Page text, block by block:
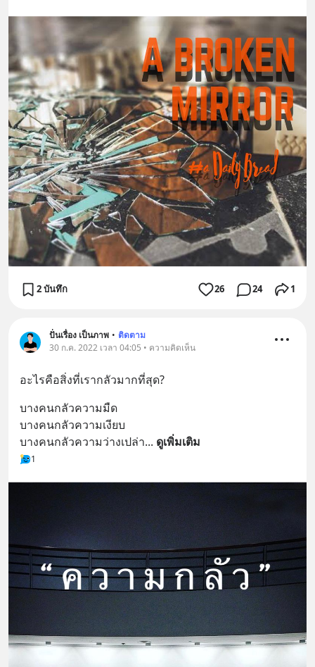
2 บันทึก 26 24 1
ปั่นเรื่อง เป็นภาพ • ติดตาม
30 ก.ค. 2022 เวลา 04:05 • ความคิดเห็น
อะไรคือสิ่งที่เรากลัวมากที่สุด?
บางคนกลัวความมืด
บางคนกลัวความเงียบ
บางคนกลัวความว่างเปล่า... ดูเพิ่มเติม
1